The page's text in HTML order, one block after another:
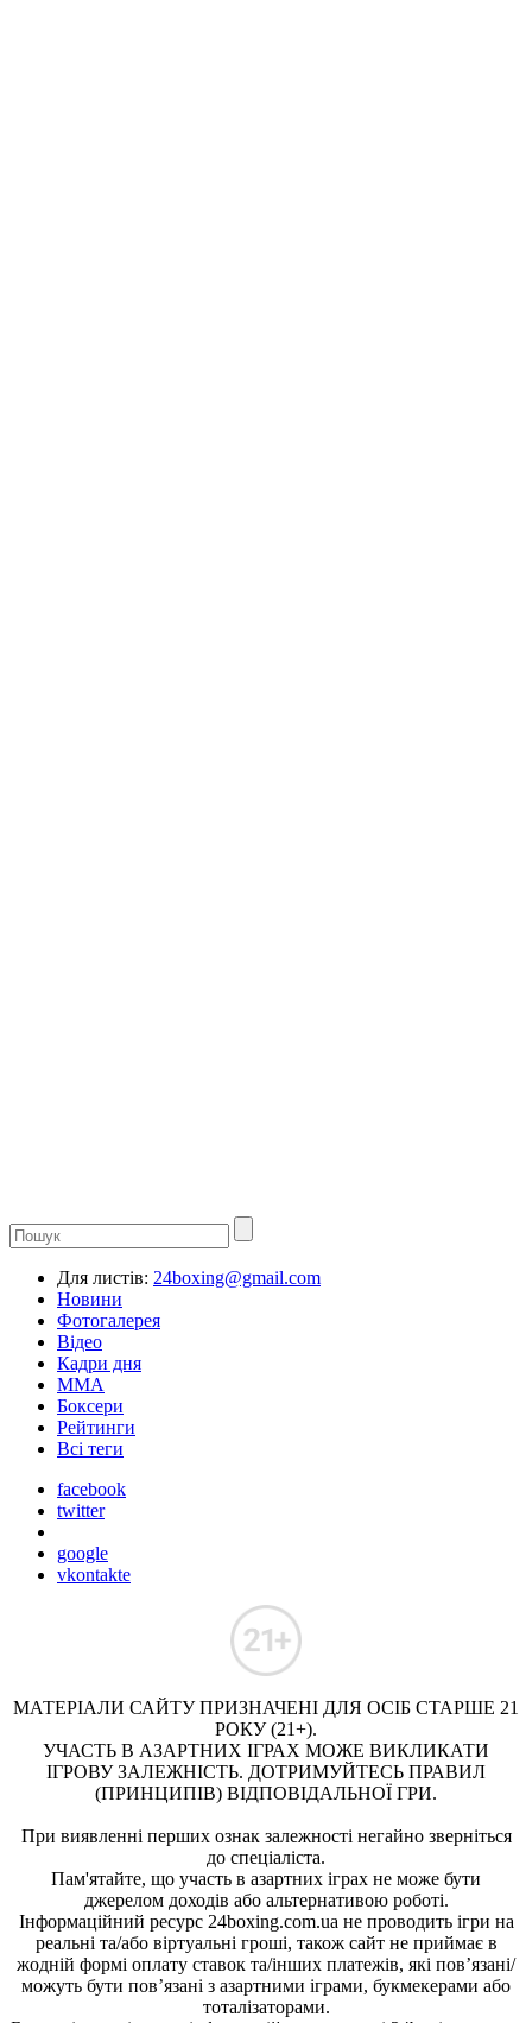
Для листів: 24boxing@gmail.com
Новини
Фотогалерея
Відео
Кадри дня
ММА
Боксери
Рейтинги
Всі теги
facebook
twitter
google
vkontakte
МАТЕРІАЛИ САЙТУ ПРИЗНАЧЕНІ ДЛЯ ОСІБ СТАРШЕ 21
РОКУ (21+).
УЧАСТЬ В АЗАРТНИХ ІГРАХ МОЖЕ ВИКЛИКАТИ
ІГРОВУ ЗАЛЕЖНІСТЬ. ДОТРИМУЙТЕСЬ ПРАВИЛ
(ПРИНЦИПІВ) ВІДПОВІДАЛЬНОЇ ГРИ.
При виявленні перших ознак залежності негайно зверніться
до спеціаліста.
Пам'ятайте, що участь в азартних іграх не може бути
джерелом доходів або альтернативою роботі.
Інформаційний ресурс 24boxing.com.ua не проводить ігри на
реальні та/або віртуальні гроші, також сайт не приймає в
жодній формі оплату ставок та/інших платежів, які пов’язані/
можуть бути пов’язані з азартними іграми, букмекерами або
тоталізаторами.